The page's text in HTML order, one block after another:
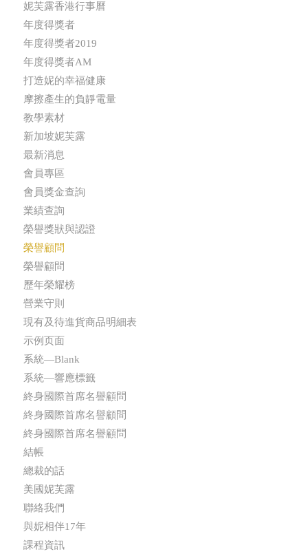
妮芙露香港行事曆
年度得獎者
年度得獎者2019
年度得獎者AM
打造妮的幸福健康
摩擦產生的負靜電量
教學素材
新加坡妮芙露
最新消息
會員專區
會員獎金查詢
業績查詢
榮譽獎狀與認證
榮譽顧問
榮譽顧問
歷年榮耀榜
營業守則
現有及待進貨商品明細表
示例页面
系統—Blank
系統—響應標籤
終身國際首席名譽顧問
終身國際首席名譽顧問
終身國際首席名譽顧問
結帳
總裁的話
美國妮芙露
聯絡我們
與妮相伴17年
課程資訊